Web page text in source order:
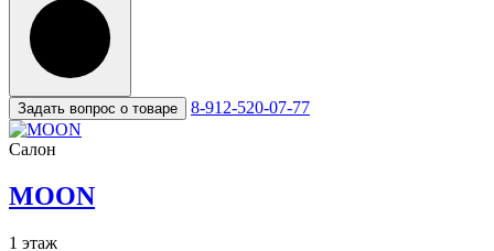
Задать вопрос о товаре 8-912-520-07-77
Салон
MOON
1 этаж